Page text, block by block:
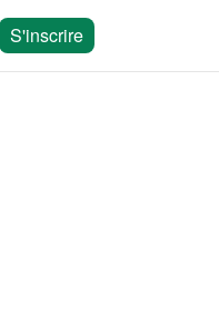
S'inscrire